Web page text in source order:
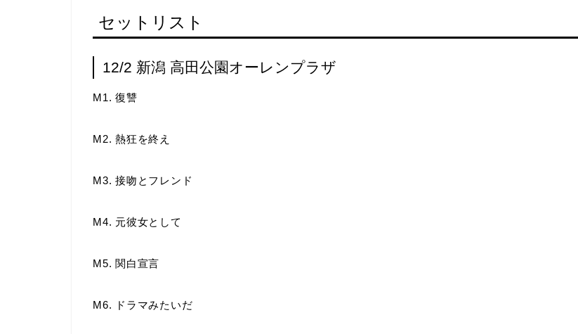
セットリスト
12/2 新潟 高田公園オーレンプラザ
M1. 復讐
M2. 熱狂を終え
M3. 接吻とフレンド
M4. 元彼女として
M5. 関白宣言
M6. ドラマみたいだ